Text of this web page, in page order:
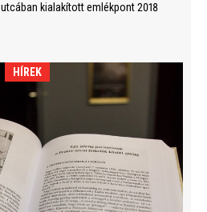
kialakított emlékpont 2018
HÍREK